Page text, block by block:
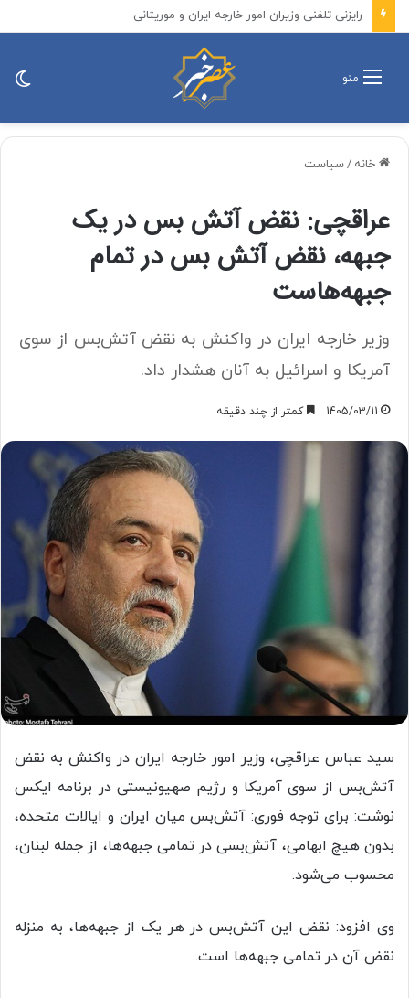
منو
خانه /سیاست
عراقچی: نقض آتش بس در یک
جبهه، نقض آتش بس در تمام
جبهه‌هاست
وزیر خارجه ایران در واکنش به نقض آتش‌بس از سوی
آمریکا و اسرائیل به آنان هشدار داد.
1405/03/11 کمتر از چند دقیقه
سید عباس عراقچی، وزیر امور خارجه ایران در واکنش به نقض
آتش‌بس از سوی آمریکا و رژیم صهیونیستی در برنامه ایکس
نوشت: برای توجه فوری: آتش‌بس میان ایران و ایالات متحده،
بدون هیچ ابهامی، آتش‌بسی در تمامی جبهه‌ها، از جمله لبنان،
محسوب می‌شود.
وی افزود: نقض این آتش‌بس در هر یک از جبهه‌ها، به منزله
نقض آن در تمامی جبهه‌ها است.